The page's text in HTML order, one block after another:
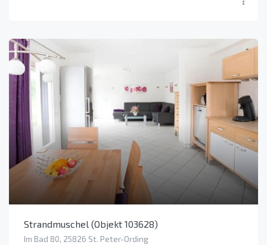
Strandmuschel (Objekt 103628)
Im Bad 80, 25826 St. Peter-Ording